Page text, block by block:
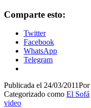
Comparte esto:
Twitter
Facebook
WhatsApp
Telegram
Publicada el 24/03/2011Por
Categorizado como El Sofá
video